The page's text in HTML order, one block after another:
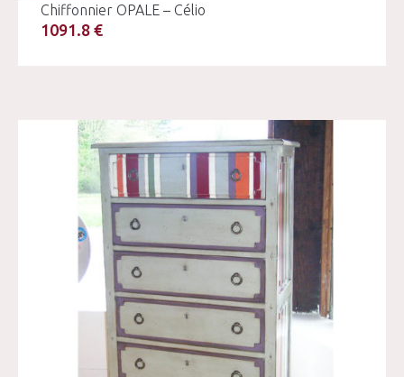
Chiffonnier OPALE – Célio
1091.8 €